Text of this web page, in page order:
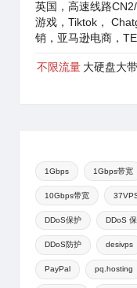
英国，高速线路
游戏，Tiktok，
销，亚马逊电商，
不限流量 大硬盘大
1Gbps 1Gbps带宽
10Gbps带宽
DDoS保护 DDoS
DDoS防护 desivps
PayPal pq.hosting